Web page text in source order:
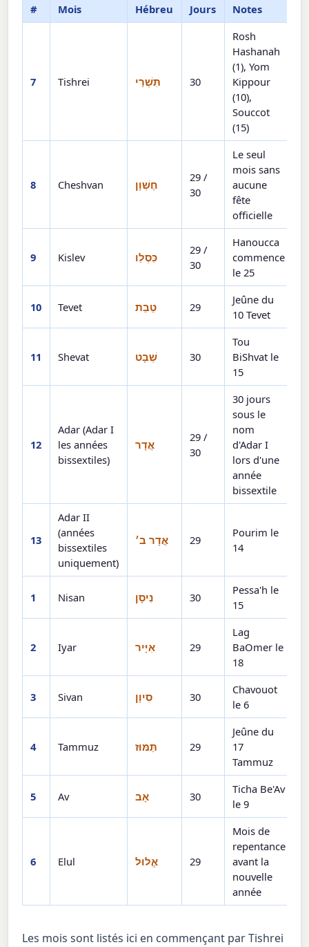
# Mois Hébreu Jours Notes
7 Tishrei תִּשְׁרֵי 30
Rosh
Hashanah
(1), Yom
Kippour
(10),
Souccot
(15)
8 Cheshvan חֶשְׁוָן
29 /
30
Le seul
mois sans
aucune
fête
officielle
9 Kislev כִּסְלֵו
29 /
30
Hanoucca
commence
le 25
10 Tevet טֵבֵת 29
Jeûne du
10 Tevet
11 Shevat שְׁבָט 30
Tou
BiShvat le
15
12
Adar (Adar I
les années
bissextiles)
אֲדָר
29 /
30
30 jours
sous le
nom
d'Adar I
lors d'une
année
bissextile
13
Adar II
(années
bissextiles
uniquement)
אֲדָר ב׳ 29
Pourim le
14
1 Nisan נִיסָן 30
Pessa'h le
15
2 Iyar אִיָּיר 29
Lag
BaOmer le
18
3 Sivan סִיוָן 30
Chavouot
le 6
4 Tammuz תַּמּוּז 29
Jeûne du
17
Tammuz
5 Av אָב 30
Ticha Be'Av
le 9
6 Elul אֱלוּל 29
Mois de
repentance
avant la
nouvelle
année
Les mois sont listés ici en commençant par Tishrei